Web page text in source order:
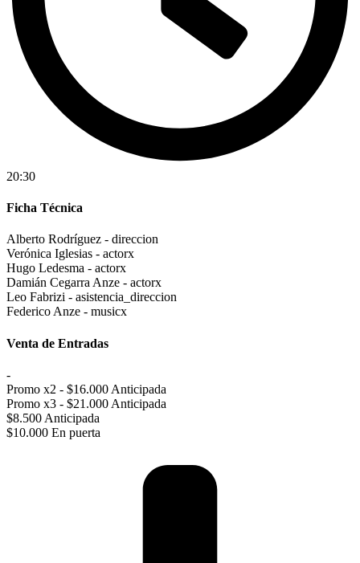
20:30
Ficha Técnica
Alberto Rodríguez - direccion
Verónica Iglesias - actorx
Hugo Ledesma - actorx
Damián Cegarra Anze - actorx
Leo Fabrizi - asistencia_direccion
Federico Anze - musicx
Venta de Entradas
-
Promo x2 - $16.000 Anticipada
Promo x3 - $21.000 Anticipada
$8.500 Anticipada
$10.000 En puerta